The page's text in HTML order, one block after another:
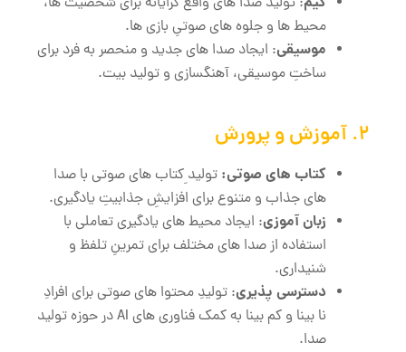
محیط ‌ها و جلوه ‌های صوتیِ بازی ‌ها.
موسیقی: ایجاد صدا های جدید و منحصر به فرد برای
ساختِ موسیقی، آهنگسازی و تولید بیت.
2. آموزش و پرورش
کتاب‌ های صوتی:تولید ِکتاب‌ های صوتی با صدا
های جذاب و متنوع برای افزایشِ جذابیتِ یادگیری.
زبان‌ آموزی: ایجاد محیط ‌های یادگیری تعاملی با
استفاده از صدا های مختلف برای تمرینِ تلفظ و
شنیداری.
دسترسی ‌پذیری: تولیدِ محتوا های صوتی برای افرادِ
نا بینا و کم‌ بینا به کمک فناوری های AI در حوزه تولید
صدا.